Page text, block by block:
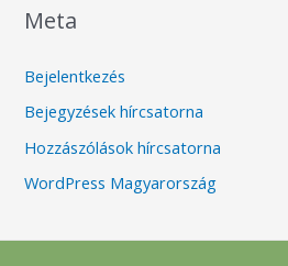
Meta
Bejelentkezés
Bejegyzések hírcsatorna
Hozzászólások hírcsatorna
WordPress Magyarország